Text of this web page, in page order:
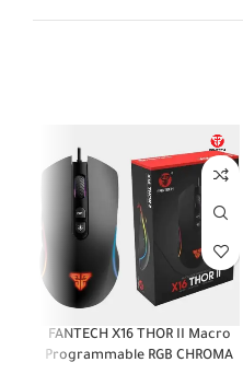
FANTECH X16 THOR II Macro
Programmable RGB CHROMA